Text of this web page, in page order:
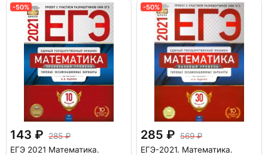
-50%
143
285
ЕГЭ 2021 Математика.
-50%
285
569
ЕГЭ-2021. Математика.